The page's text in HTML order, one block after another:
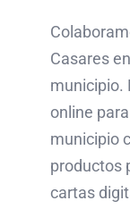
Casares
municipio.
online
municipio
productos
cartas